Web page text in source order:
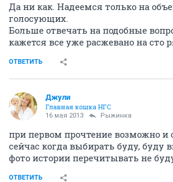
Да ни как. Надеемся только на
голосующих.
Больше отвечать на подобные
кажется все уже расжевано на сто
ОТВЕТИТЬ
Джули
Главная кошка НГС
16 мая 2013 Рыжинка
при первом прочтение возможно и
сейчас когда выбирать буду, буду
фото истории перечитывать не
ОТВЕТИТЬ